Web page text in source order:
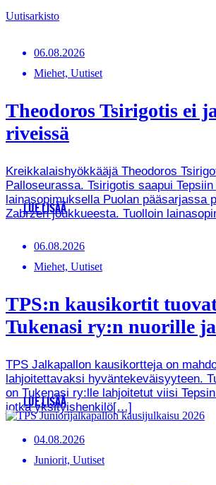
Uutisarkisto
06.08.2026
Miehet, Uutiset
Theodoros Tsirigotis ei
riveissä
Kreikkalaishyökkääjä Theodoros
Palloseurassa. Tsirigotis saapui
lainasopimuksella Puolan pääsarjassa
Zabrzen joukkueesta. Tuolloin
LUE LISÄÄ
06.08.2026
Miehet, Uutiset
TPS:n kausikortit
Tukenasi ry:n nuorille
TPS Jalkapallon kausikortteja on
lahjoitettavaksi hyväntekeväisyyteen.
on Tukenasi ry:lle lahjoitetut viisi
jotka yksityishenkilö[…]
LUE LISÄÄ
04.08.2026
Juniorit, Uutiset